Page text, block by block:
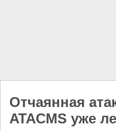
Отчаянная
ATACMS уже